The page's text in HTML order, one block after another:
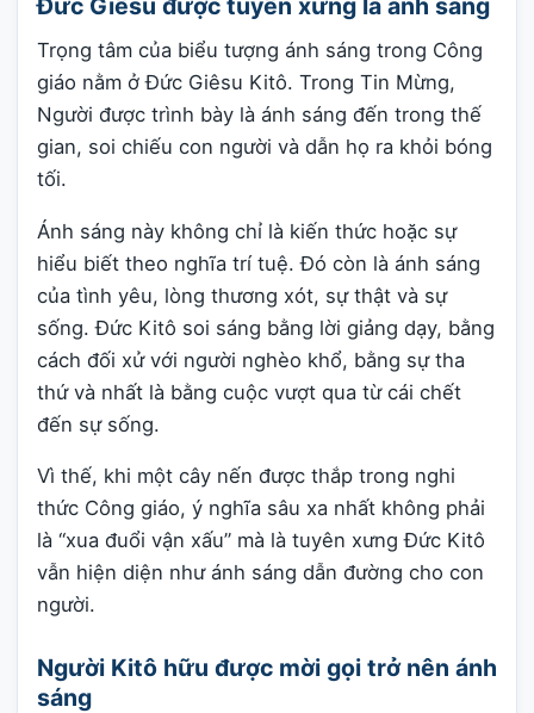
Đức Giêsu được tuyên xưng là ánh sáng
Trọng tâm của biểu tượng ánh sáng trong Công
giáo nằm ở Đức Giêsu Kitô. Trong Tin Mừng,
Người được trình bày là ánh sáng đến trong thế
gian, soi chiếu con người và dẫn họ ra khỏi bóng
tối.
Ánh sáng này không chỉ là kiến thức hoặc sự
hiểu biết theo nghĩa trí tuệ. Đó còn là ánh sáng
của tình yêu, lòng thương xót, sự thật và sự
sống. Đức Kitô soi sáng bằng lời giảng dạy, bằng
cách đối xử với người nghèo khổ, bằng sự tha
thứ và nhất là bằng cuộc vượt qua từ cái chết
đến sự sống.
Vì thế, khi một cây nến được thắp trong nghi
thức Công giáo, ý nghĩa sâu xa nhất không phải
là “xua đuổi vận xấu” mà là tuyên xưng Đức Kitô
vẫn hiện diện như ánh sáng dẫn đường cho con
người.
Người Kitô hữu được mời gọi trở nên ánh
sáng